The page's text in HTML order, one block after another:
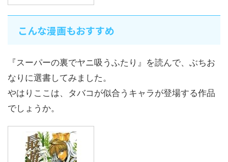
こんな漫画もおすすめ
『スーパーの裏でヤニ吸うふたり』を読んで、ぶちお
なりに選書してみました。
やはりここは、タバコが似合うキャラが登場する作品
でしょうか。